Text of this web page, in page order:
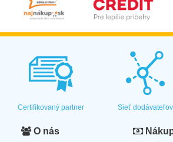
Certifikovaný partner Sieť dodávateľov
O nás